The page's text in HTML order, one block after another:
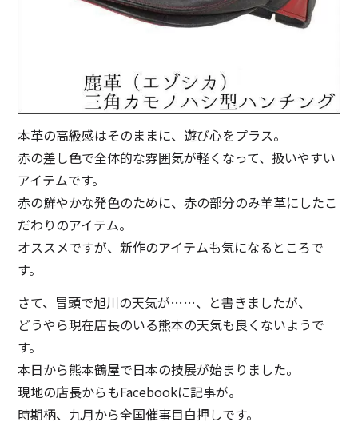
本革の高級感はそのままに、遊び心をプラス。
赤の差し色で全体的な雰囲気が軽くなって、扱いやすい
アイテムです。
赤の鮮やかな発色のために、赤の部分のみ羊革にしたこ
だわりのアイテム。
オススメですが、新作のアイテムも気になるところで
す。
さて、冒頭で旭川の天気が……、と書きましたが、
どうやら現在店長のいる熊本の天気も良くないようで
す。
本日から熊本鶴屋で日本の技展が始まりました。
現地の店長からもFacebookに記事が。
時期柄、九月から全国催事目白押しです。